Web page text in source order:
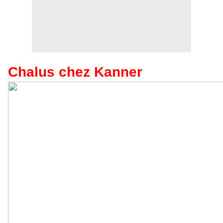
Chalus chez Kanner